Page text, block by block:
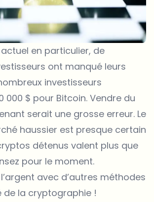
en particulier, de
ont manqué leurs
investisseurs
000 $ pour Bitcoin. Vendre du
serait une grosse erreur. Le
haussier est presque certain
détenus valent plus que
pour le moment.
avec d’autres méthodes
de la cryptographie !